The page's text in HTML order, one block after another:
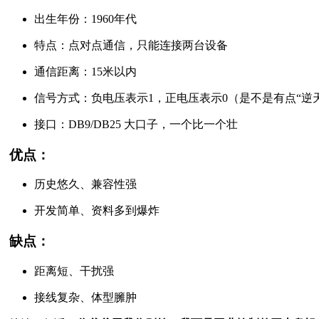
出生年份：1960年代
特点：点对点通信，只能连接两台设备
通信距离：15米以内
信号方式：负电压表示1，正电压表示0（是不是有点“逆
接口：DB9/DB25 大口子，一个比一个壮
优点：
历史悠久、兼容性强
开发简单、资料多到爆炸
缺点：
距离短、干扰强
接线复杂、体型臃肿